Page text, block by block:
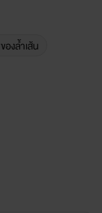
ของล้ำเส้น